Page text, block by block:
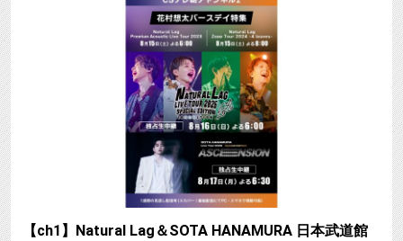
【ch1】Natural Lag＆SOTA HANAMURA 日本武道館